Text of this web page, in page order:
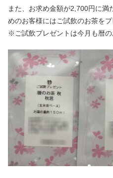
また、お求め金額が2,700円に
めのお客様にはご試飲のお茶を
※ご試飲プレゼントは今月も暦